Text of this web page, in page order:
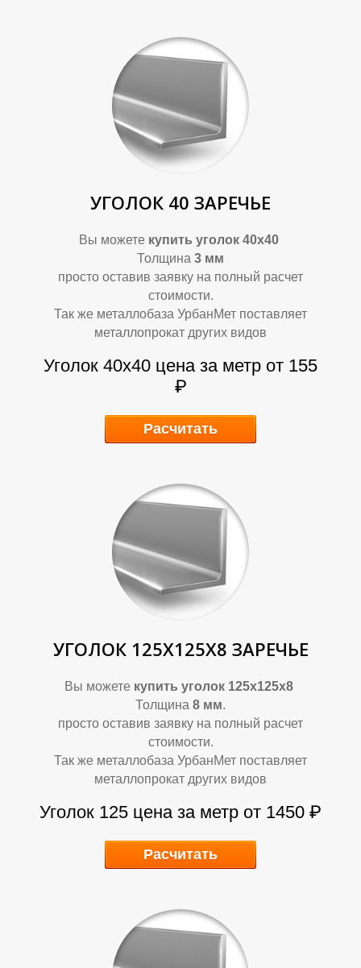
К
А
УГОЛОК 40 ЗАРЕЧЬЕ
Вы можете купить уголок 40х40
Толщина 3 мм
просто оставив заявку на полный расчет
стоимости.
Так же металлобаза УрбанМет поставляет
металлопрокат других видов
Уголок 40х40 цена за метр от 155
₽
Расчитать
УГОЛОК 125Х125Х8 ЗАРЕЧЬЕ
Вы можете купить уголок 125х125х8
Толщина 8 мм.
просто оставив заявку на полный расчет
стоимости.
Так же металлобаза УрбанМет поставляет
металлопрокат других видов
Уголок 125 цена за метр от 1450 ₽
Расчитать
К
А